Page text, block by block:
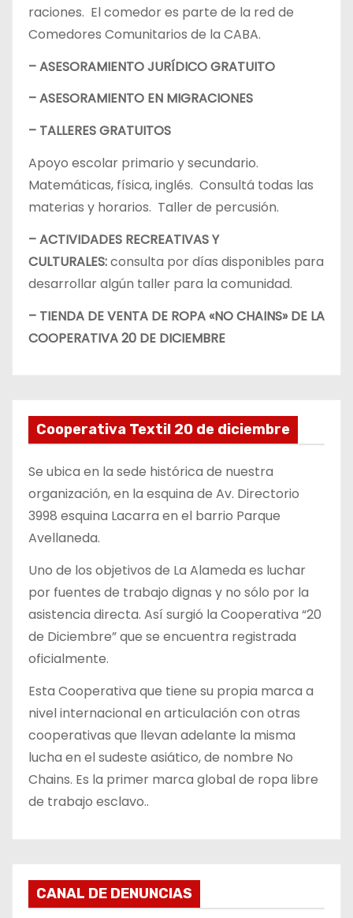
raciones. El comedor es parte de la red de
Comedores Comunitarios de la CABA.
– ASESORAMIENTO JURÍDICO GRATUITO
– ASESORAMIENTO EN MIGRACIONES
– TALLERES GRATUITOS
Apoyo escolar primario y secundario.
Matemáticas, física, inglés. Consultá todas las
materias y horarios. Taller de percusión.
– ACTIVIDADES RECREATIVAS Y
CULTURALES:consulta por días disponibles para
desarrollar algún taller para la comunidad.
– TIENDA DE VENTA DE ROPA «NO CHAINS» DE LA
COOPERATIVA 20 DE DICIEMBRE
Cooperativa Textil 20 de diciembre
Se ubica en la sede histórica de nuestra
organización, en la esquina de Av. Directorio
3998 esquina Lacarra en el barrio Parque
Avellaneda.
Uno de los objetivos de La Alameda es luchar
por fuentes de trabajo dignas y no sólo por la
asistencia directa. Así surgió la Cooperativa “20
de Diciembre” que se encuentra registrada
oficialmente.
Esta Cooperativa que tiene su propia marca a
nivel internacional en articulación con otras
cooperativas que llevan adelante la misma
lucha en el sudeste asiático, de nombre No
Chains. Es la primer marca global de ropa libre
de trabajo esclavo..
CANAL DE DENUNCIAS